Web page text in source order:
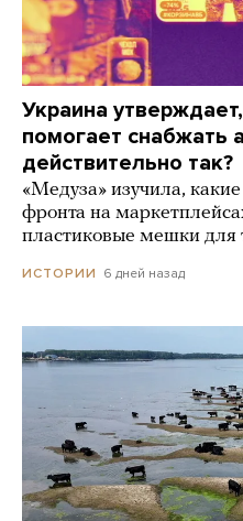
Украина
помогает снабжать
действительно так?
«Медуза» изучила,
фронта на
пластиковые мешки для
ИСТОРИИ 6 дней назад